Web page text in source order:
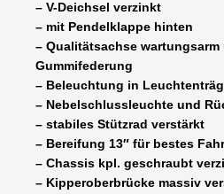
Menge
– V-Deichsel verzinkt
– mit Pendelklappe hinten
– Qualitätsachse
Gummifederung
– Beleuchtung in
– Nebelschlussleuchte und
– stabiles Stützrad verstärkt
– Bereifung 13″ für bestes
– Chassis kpl. geschraubt
– Kipperoberbrücke massiv